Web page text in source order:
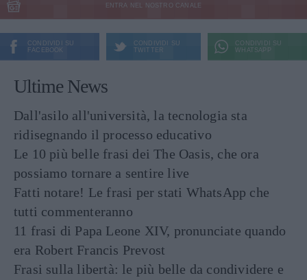
ENTRA NEL NOSTRO CANALE
CONDIVIDI SU
FACEBOOK
CONDIVIDI SU
TWITTER
CONDIVIDI SU
WHATSAPP
Ultime News
Dall'asilo all'università, la tecnologia sta
ridisegnando il processo educativo
Le 10 più belle frasi dei The Oasis, che ora
possiamo tornare a sentire live
Fatti notare! Le frasi per stati WhatsApp che
tutti commenteranno
11 frasi di Papa Leone XIV, pronunciate quando
era Robert Francis Prevost
Frasi sulla libertà: le più belle da condividere e